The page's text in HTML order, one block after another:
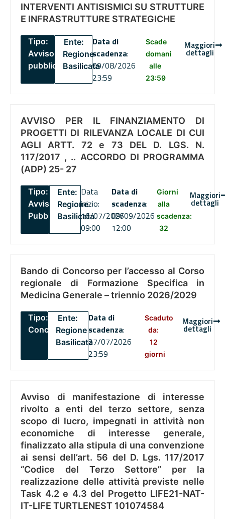
INTERVENTI ANTISISMICI SU STRUTTURE
E INFRASTRUTTURE STRATEGICHE
Tipo:
Avviso
pubblico
Ente:
Regione
Basilicata
Data di
scadenza:
09/08/2026
23:59
Scade
domani
alle
23:59
Maggiori
dettagli
AVVISO PER IL FINANZIAMENTO DI
PROGETTI DI RILEVANZA LOCALE DI CUI
AGLI ARTT. 72 e 73 DEL D. LGS. N.
117/2017 , .. ACCORDO DI PROGRAMMA
(ADP) 25- 27
Tipo:
Avviso
Pubblico
Ente:
Regione
Basilicata
Data
inizio:
16/07/2026
09:00
Data di
scadenza:
09/09/2026
12:00
Giorni
alla
scadenza:
32
Maggiori
dettagli
Bando di Concorso per l’accesso al Corso
regionale di Formazione Specifica in
Medicina Generale – triennio 2026/2029
Tipo:
Concorsi
Ente:
Regione
Basilicata
Data di
scadenza:
27/07/2026
23:59
Scaduto
da:
12
giorni
Maggiori
dettagli
Avviso di manifestazione di interesse
rivolto a enti del terzo settore, senza
scopo di lucro, impegnati in attività non
economiche di interesse generale,
finalizzato alla stipula di una convenzione
ai sensi dell’art. 56 del D. Lgs. 117/2017
“Codice del Terzo Settore” per la
realizzazione delle attività previste nelle
Task 4.2 e 4.3 del Progetto LIFE21-NAT-
IT-LIFE TURTLENEST 101074584